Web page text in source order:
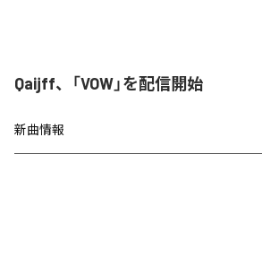
Qaijff、「VOW」を配信開始
新曲情報